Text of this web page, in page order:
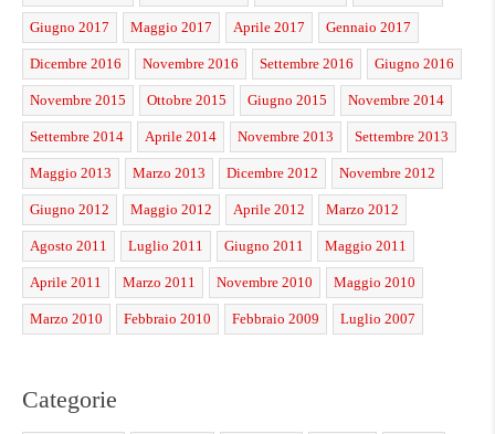
Giugno 2017 Maggio 2017 Aprile 2017 Gennaio 2017
Dicembre 2016 Novembre 2016 Settembre 2016 Giugno 2016
Novembre 2015 Ottobre 2015 Giugno 2015 Novembre 2014
Settembre 2014 Aprile 2014 Novembre 2013 Settembre 2013
Maggio 2013 Marzo 2013 Dicembre 2012 Novembre 2012
Giugno 2012 Maggio 2012 Aprile 2012 Marzo 2012
Agosto 2011 Luglio 2011 Giugno 2011 Maggio 2011
Aprile 2011 Marzo 2011 Novembre 2010 Maggio 2010
Marzo 2010 Febbraio 2010 Febbraio 2009 Luglio 2007
Categorie